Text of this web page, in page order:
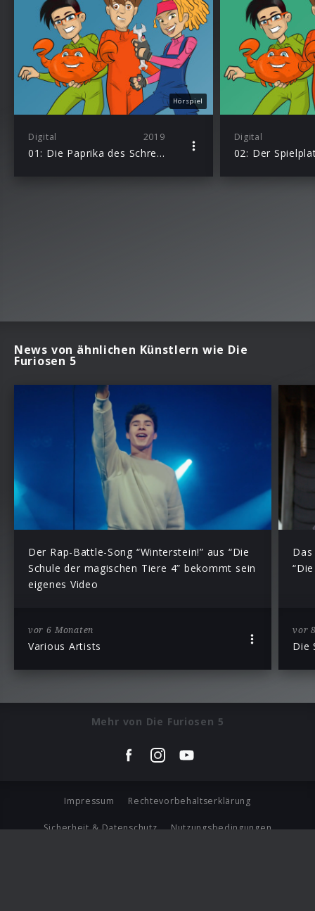
Hörspiel
Digital 2019
01: Die Paprika des Schreckens
Digital
02: Der
News von ähnlichen Künstlern wie Die
Furiosen 5
Der Rap-Battle-Song “Winterstein!” aus “Die
Schule der magischen Tiere 4” bekommt sein
eigenes Video
vor 6 Monaten
Various Artists
vor
Die
Mehr von Die Furiosen 5
Impressum Rechtevorbehaltserklärung
Sicherheit & Datenschutz Nutzungsbedingungen